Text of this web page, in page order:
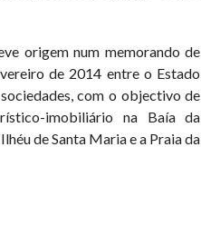
origem num memorando de
de 2014 entre o Estado
com o objectivo de
imobiliário na Baía da
de Santa Maria e a Praia da